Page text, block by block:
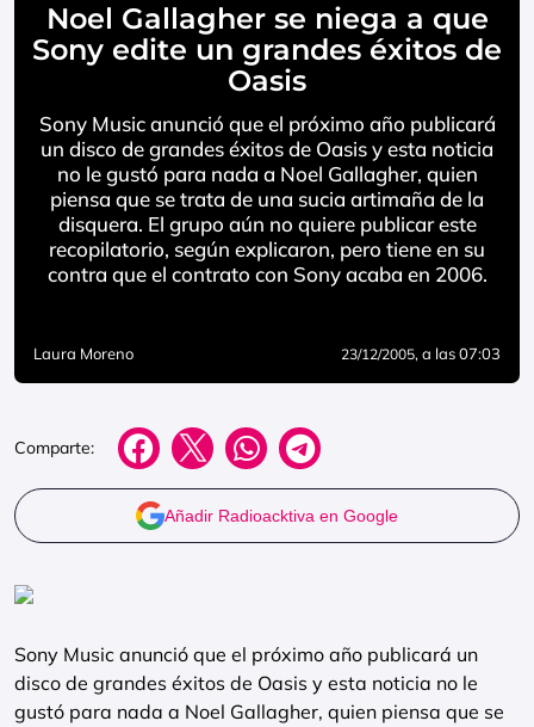
Noel Gallagher se niega a que
Sony edite un grandes éxitos de
Oasis
Sony Music anunció que el próximo año publicará
un disco de grandes éxitos de Oasis y esta noticia
no le gustó para nada a Noel Gallagher, quien
piensa que se trata de una sucia artimaña de la
disquera. El grupo aún no quiere publicar este
recopilatorio, según explicaron, pero tiene en su
contra que el contrato con Sony acaba en 2006.
Laura Moreno 23/12/2005, a las 07:03
Comparte:
Añadir Radioacktiva en Google
Sony Music anunció que el próximo año publicará un
disco de grandes éxitos de Oasis y esta noticia no le
gustó para nada a Noel Gallagher, quien piensa que se